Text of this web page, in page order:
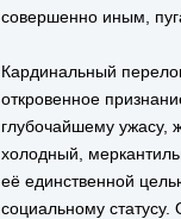
совершенно иным,
Кардинальный
откровенное
глубочайшему ужасу,
холодный,
её единственной
социальному